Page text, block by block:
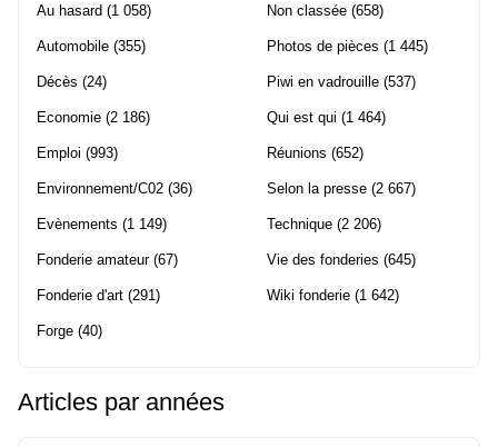
Au hasard (1 058)
Automobile (355)
Décès (24)
Economie (2 186)
Emploi (993)
Environnement/C02 (36)
Evènements (1 149)
Fonderie amateur(67)
Fonderie d'art (291)
Forge (40)
Non classée (658)
Photos de pièces (1 445)
Piwi en vadrouille (537)
Qui est qui (1 464)
Réunions (652)
Selon la presse (2 667)
Technique (2 206)
Vie des fonderies (645)
Wiki fonderie (1 642)
Articles par années